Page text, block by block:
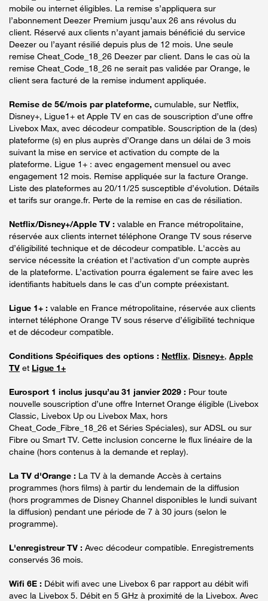
mobile ou internet éligibles. La remise s’appliquera sur
l’abonnement Deezer Premium jusqu’aux 26 ans révolus du
client. Réservé aux clients n’ayant jamais bénéficié du service
Deezer ou l’ayant résilié depuis plus de 12 mois. Une seule
remise Cheat_Code_18_26 Deezer par client. Dans le cas où la
remise Cheat_Code_18_26 ne serait pas validée par Orange, le
client sera facturé de la remise indument appliquée.
Remise de 5€/mois par plateforme, cumulable, sur Netflix,
Disney+, Ligue1+ et Apple TV en cas de souscription d’une offre
Livebox Max, avec décodeur compatible. Souscription de la (des)
plateforme (s) en plus auprès d’Orange dans un délai de 3 mois
suivant la mise en service et activation du compte de la
plateforme. Ligue 1+ : avec engagement mensuel ou avec
engagement 12 mois. Remise appliquée sur la facture Orange.
Liste des plateformes au 20/11/25 susceptible d’évolution. Détails
et tarifs sur orange.fr. Perte de la remise en cas de résiliation.
Netflix/Disney+/Apple TV : valable en France métropolitaine,
réservée aux clients internet téléphone Orange TV sous réserve
d’éligibilité technique et de décodeur compatible. L'accès au
service nécessite la création et l'activation d'un compte auprès
de la plateforme. L’activation pourra également se faire avec les
identifiants habituels dans le cas d’un compte préexistant.
Ligue 1+ : valable en France métropolitaine, réservée aux clients
internet téléphone Orange TV sous réserve d’éligibilité technique
et de décodeur compatible.
Conditions Spécifiques des options : Netflix, Disney+, Apple
TV et Ligue 1+
Eurosport 1 inclus jusqu’au 31 janvier 2029 : Pour toute
nouvelle souscription d’une offre Internet Orange éligible (Livebox
Classic, Livebox Up ou Livebox Max, hors
Cheat_Code_Fibre_18_26 et Séries Spéciales), sur ADSL ou sur
Fibre ou Smart TV. Cette inclusion concerne le flux linéaire de la
chaine (hors contenus à la demande et replay).
La TV d'Orange : La TV à la demande Accès à certains
programmes (hors films) à partir du lendemain de la diffusion
(hors programmes de Disney Channel disponibles le lundi suivant
la diffusion) pendant une période de 7 à 30 jours (selon le
programme).
L'enregistreur TV : Avec décodeur compatible. Enregistrements
conservés 36 mois.
Wifi 6E : Débit wifi avec une Livebox 6 par rapport au débit wifi
avec la Livebox 5. Débit en 5 GHz à proximité de la Livebox. Avec